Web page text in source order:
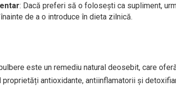
: Dacă preferi să o folosești ca supliment,
de a o introduce în dieta zilnică.
este un remediu natural deosebit, care
proprietăți antioxidante, antiinflamatorii și